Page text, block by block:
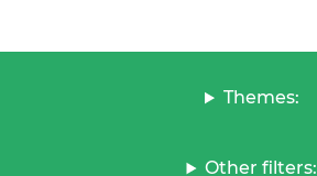
Themes:
Other filters: